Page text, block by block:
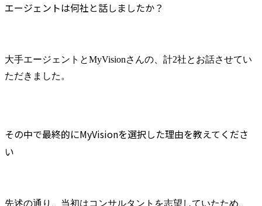
エージェントは何社と話しましたか？
大手エージェントとMyVisionさんの、計2社とお話させてい
ただきました。
その中で最終的にMyVisionを選択した理由を教えてくださ
い
先述の通り、当初はコンサルタントを志望していたため、